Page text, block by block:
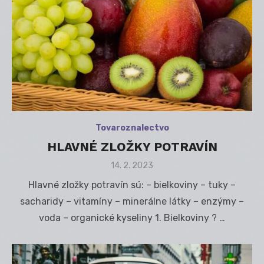
Tovaroznalectvo
HLAVNÉ ZLOŽKY POTRAVÍN
Posted
14. 2. 2023
Hlavné zložky potravín sú: – bielkoviny – tuky –
sacharidy – vitamíny – minerálne látky – enzýmy –
voda – organické kyseliny 1. Bielkoviny ? …